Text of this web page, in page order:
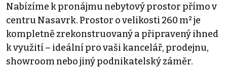
Nabízíme k pronájmu nebytový prostor přímo v
centru Nasavrk. Prostor o velikosti 260 m² je
kompletně zrekonstruovaný a připravený ihned
k využití – ideální pro vaši kancelář, prodejnu,
showroom nebo jiný podnikatelský záměr.